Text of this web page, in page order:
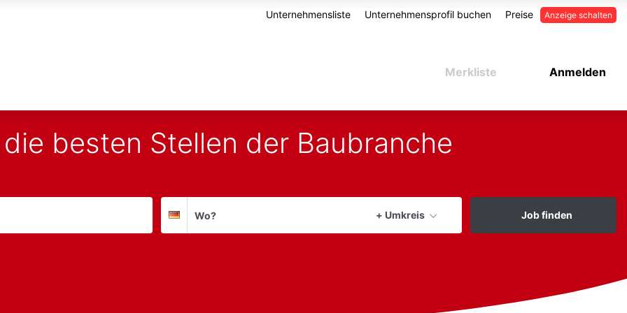
Anzeige schalten
Unternehmensliste Unternehmensprofil buchen Preise
Anmelden
Merkliste
besten Stellen der Baubranche
Deutschland
+ Umkreis
aktuellen Ort verwenden
Job finden